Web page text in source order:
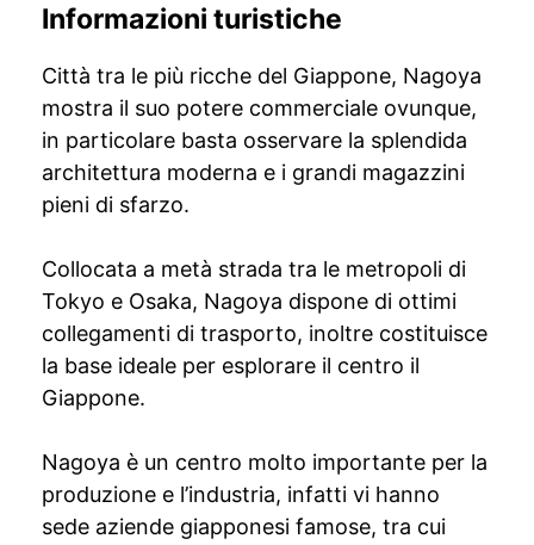
Informazioni turistiche
Città tra le più ricche del Giappone, Nagoya
mostra il suo potere commerciale ovunque,
in particolare basta osservare la splendida
architettura moderna e i grandi magazzini
pieni di sfarzo.
Collocata a metà strada tra le metropoli di
Tokyo e Osaka, Nagoya dispone di ottimi
collegamenti di trasporto, inoltre costituisce
la base ideale per esplorare il centro il
Giappone.
Nagoya è un centro molto importante per la
produzione e l’industria, infatti vi hanno
sede aziende giapponesi famose, tra cui